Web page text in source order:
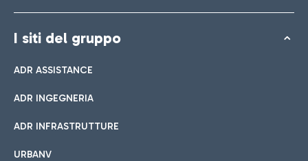
I siti del gruppo
ADR ASSISTANCE
ADR INGEGNERIA
ADR INFRASTRUTTURE
URBANV